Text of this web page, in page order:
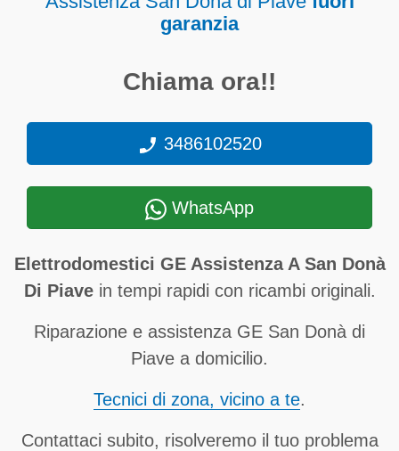
garanzia
Chiama ora!!
3486102520
WhatsApp
Elettrodomestici GE Assistenza A San Donà
Di Piavein tempi rapidi con ricambi originali.
Riparazione e assistenza GE San Donà di
Piave a domicilio.
Tecnici di zona, vicino a te.
Contattaci subito, risolveremo il tuo problema